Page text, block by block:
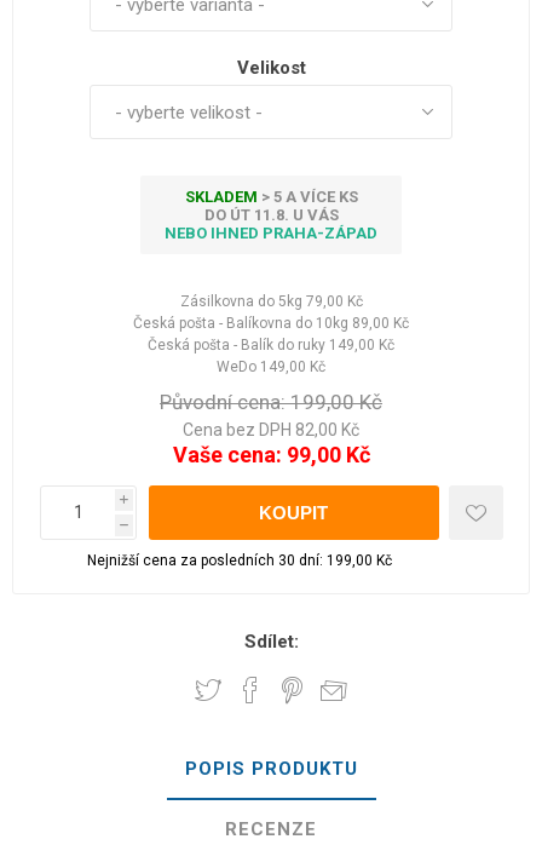
Velikost
SKLADEM > 5 A VÍCE KS
DO ÚT 11.8. U VÁS
NEBO IHNED PRAHA-ZÁPAD
Zásilkovna do 5kg 79,00 Kč
Česká pošta - Balíkovna do 10kg 89,00 Kč
Česká pošta - Balík do ruky 149,00 Kč
WeDo 149,00 Kč
Původní cena: 199,00 Kč
Cena bez DPH 82,00 Kč
Vaše cena: 99,00 Kč
i
h
Nejnižší cena za posledních 30 dní: 199,00 Kč
Sdílet:
POPIS PRODUKTU
RECENZE